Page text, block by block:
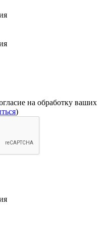
на обработку ваших
)